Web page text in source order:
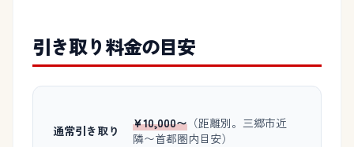
引き取り料金の目安
通常引き取り ¥10,000〜 （距離別。三郷市近
隣〜首都圏内目安）